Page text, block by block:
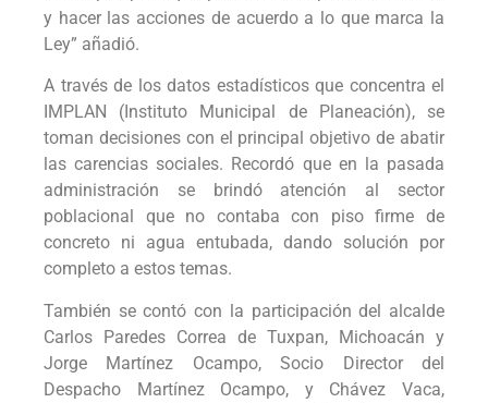
y hacer las acciones de acuerdo a lo que marca la
Ley” añadió.
A través de los datos estadísticos que concentra el
IMPLAN (Instituto Municipal de Planeación), se
toman decisiones con el principal objetivo de abatir
las carencias sociales. Recordó que en la pasada
administración se brindó atención al sector
poblacional que no contaba con piso firme de
concreto ni agua entubada, dando solución por
completo a estos temas.
También se contó con la participación del alcalde
Carlos Paredes Correa de Tuxpan, Michoacán y
Jorge Martínez Ocampo, Socio Director del
Despacho Martínez Ocampo, y Chávez Vaca,